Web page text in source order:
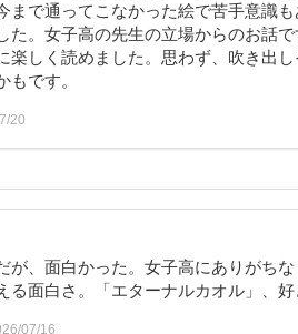
まで通ってこなかった絵で苦手意識
た。女子高の先生の立場からのお話
楽しく読めました。思わず、吹き出
です。
20
が、面白かった。女子高にありがち
面白さ。「エターナルカオル」、好
07/16